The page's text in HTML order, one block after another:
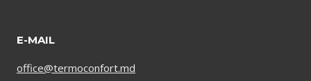
E-MAIL
office@termoconfort.md